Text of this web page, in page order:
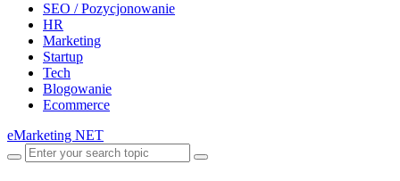
SEO / Pozycjonowanie
HR
Marketing
Startup
Tech
Blogowanie
Ecommerce
eMarketing NET